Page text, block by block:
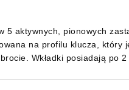
5 aktywnych, pionowych
na profilu klucza, który
Wkładki posiadają po 2